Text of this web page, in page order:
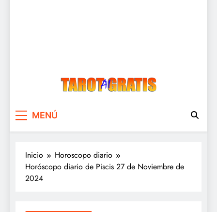
MENÚ
Inicio
Horoscopo diario
Horóscopo diario de Piscis 27 de Noviembre de
2024